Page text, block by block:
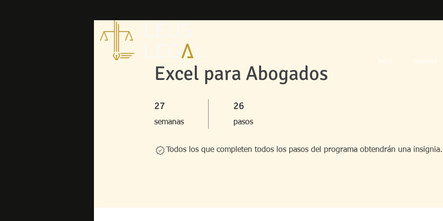
Inicio Servicios
Excel para Abogados
27
semanas
27 semanas 26
pasos
26 pasos
Todos los que completen todos los pasos del programa obtendrán una insignia.